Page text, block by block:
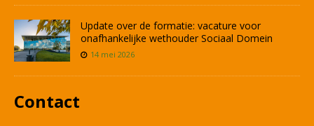
Update over de formatie: vacature voor
onafhankelijke wethouder Sociaal Domein
14 mei 2026
Contact